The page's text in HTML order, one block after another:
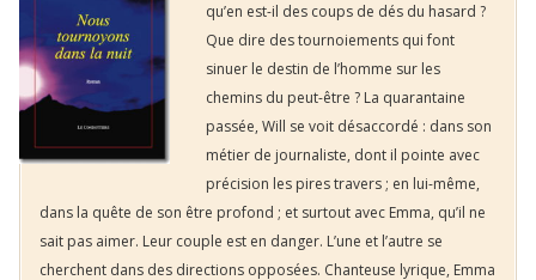
qu’en est-il des coups de dés du hasard ?
Que dire des tournoiements qui font
sinuer le destin de l’homme sur les
chemins du peut-être ? La quarantaine
passée, Will se voit désaccordé : dans son
métier de journaliste, dont il pointe avec
précision les pires travers ; en lui-même,
dans la quête de son être profond ; et surtout avec Emma, qu’il ne
sait pas aimer. Leur couple est en danger. L’une et l’autre se
cherchent dans des directions opposées. Chanteuse lyrique, Emma